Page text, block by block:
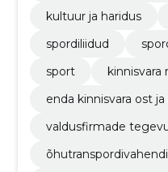
kultuur ja haridus
spordiliidud
sport
kinnisvara
enda kinnisvara ost
valdusfirmade